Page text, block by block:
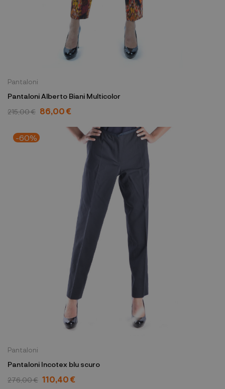
Pantaloni
Pantaloni Alberto Biani Multicolor
215,00 € 86,00 €
-60%
Pantaloni
Pantaloni Incotex blu scuro
276,00 € 110,40 €